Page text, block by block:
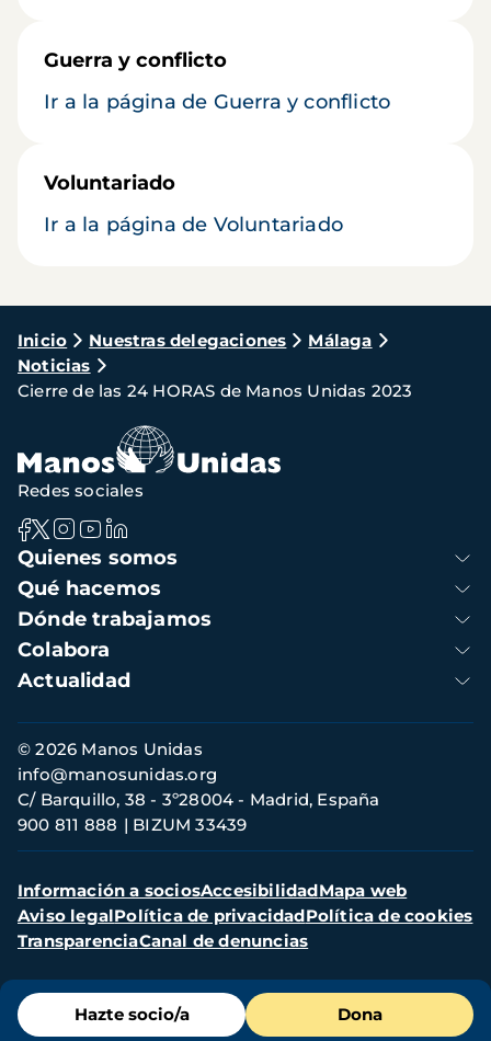
Guerra y conflicto
Ir a la página de Guerra y conflicto
Voluntariado
Ir a la página de Voluntariado
Ruta
de
navegación
Inicio Nuestras delegaciones
Málaga
Noticias
Cierre de las 24 HORAS de Manos Unidas 2023
Menú
de
Hazte socio/a Dona
Navegación
principal
Quienes somos
Qué hacemos
Dónde trabajamos
Colabora
Actualidad
Redes sociales
Información
de
contacto
© 2026 Manos Unidas
C/ Barquillo, 38 - 3º28004 - Madrid, España
900 811 888
BIZUM 33439
info@manosunidas.org
Menú
secundario
Información a sociosAccesibilidadMapa web
Aviso legalPolítica de privacidadPolítica de cookies
TransparenciaCanal de denuncias